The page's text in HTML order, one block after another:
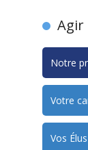
Agir
Notre
Votre
Vos Élus